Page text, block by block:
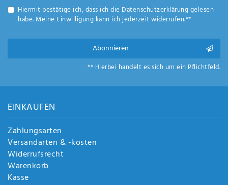
Anf
rag
sen
n
Hiermit bestätige ich, dass ich die Daten­schutz­erklärunggelesen
habe. Meine Einwilligung kann ich jederzeit widerrufen.**
Abonnieren
** Hierbei handelt es sich um ein Pflichtfeld.
EINKAUFEN
Zahlungsarten
Versandarten & -kosten
Widerrufsrecht
Warenkorb
Kasse